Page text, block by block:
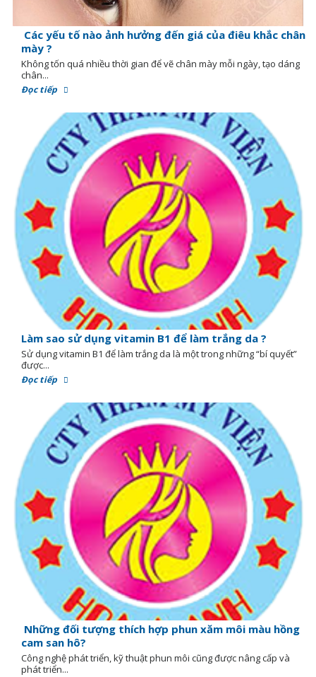
Các yếu tố nào ảnh hưởng đến giá của điêu khắc chân
mày ?
Không tốn quá nhiều thời gian để vẽ chân mày mỗi ngày, tạo dáng
chân...
Đọc tiếp
Làm sao sử dụng vitamin B1 để làm trắng da ?
Sử dụng vitamin B1 để làm trắng da là một trong những “bí quyết”
được...
Đọc tiếp
Những đối tượng thích hợp phun xăm môi màu hồng
cam san hô?
Công nghệ phát triển, kỹ thuật phun môi cũng được nâng cấp và
phát triển...